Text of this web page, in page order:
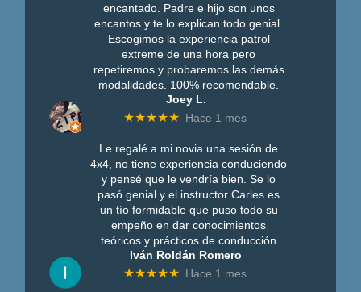
encantado. Padre e hijo son unos
encantos y te lo explican todo genial.
Escogimos la experiencia patrol
extreme de una hora pero
repetiremos y probaremos las demás
modalidades. 100% recomendable.
Joey L.
★★★★★ Hace 1 mes
Le regalé a mi novia una sesión de
4x4, no tiene experiencia conduciendo
y pensé que le vendría bien. Se lo
pasó genial y el instructor Carles es
un tío formidable que puso todo su
empeño en dar conocimientos
teóricos y prácticos de conducción
Iván Roldán Romero
★★★★★ Hace 1 mes